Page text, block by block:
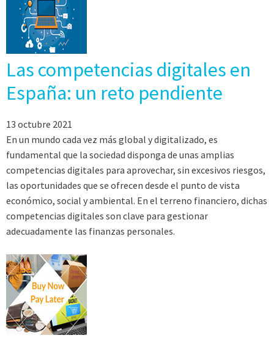
Las competencias digitales en
España: un reto pendiente
13 octubre 2021
En un mundo cada vez más global y digitalizado, es
fundamental que la sociedad disponga de unas amplias
competencias digitales para aprovechar, sin excesivos riesgos,
las oportunidades que se ofrecen desde el punto de vista
económico, social y ambiental. En el terreno financiero, dichas
competencias digitales son clave para gestionar
adecuadamente las finanzas personales.